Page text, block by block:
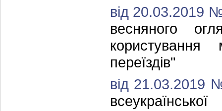
від 20.03.2019
весняного
користування
переїздів"
від 21.03.2019